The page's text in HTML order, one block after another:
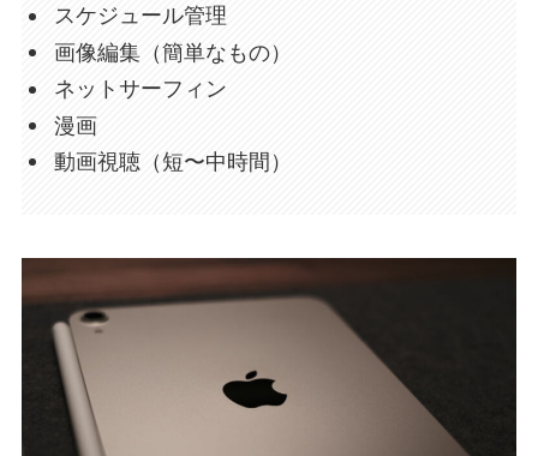
スケジュール管理
画像編集（簡単なもの）
ネットサーフィン
漫画
動画視聴（短〜中時間）